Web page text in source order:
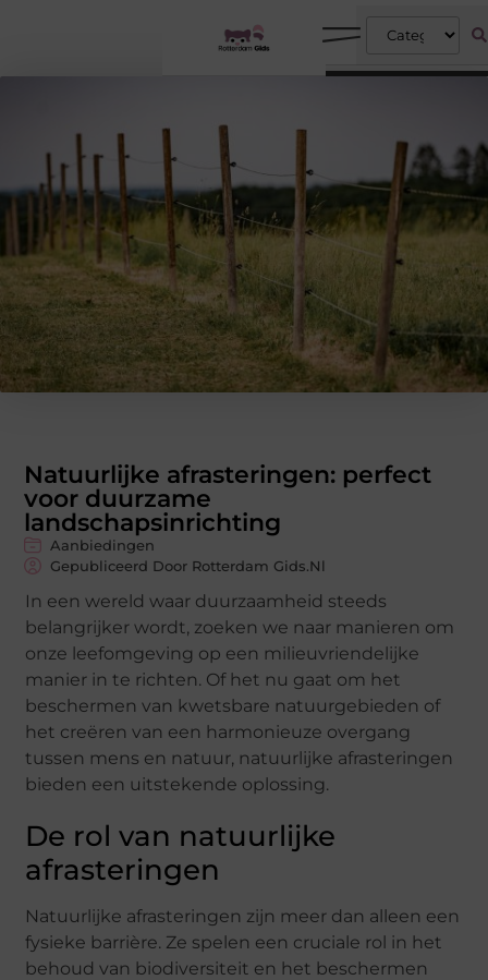
Natuurlijke afrasteringen: perfect
voor duurzame
landschapsinrichting
Aanbiedingen
Gepubliceerd Door Rotterdam Gids.nl
In een wereld waar duurzaamheid steeds
belangrijker wordt, zoeken we naar manieren om
onze leefomgeving op een milieuvriendelijke
manier in te richten. Of het nu gaat om het
beschermen van kwetsbare natuurgebieden of
het creëren van een harmonieuze overgang
tussen mens en natuur, natuurlijke afrasteringen
bieden een uitstekende oplossing.
De rol van natuurlijke
afrasteringen
Natuurlijke afrasteringen zijn meer dan alleen een
fysieke barrière. Ze spelen een cruciale rol in het
behoud van biodiversiteit en het beschermen